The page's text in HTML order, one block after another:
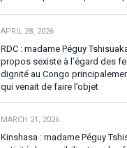
APRIL 28, 2026
RDC : madame Péguy
propos sexiste à l’égard des
dignité au Congo
qui venait de faire l’objet
MARCH 21, 2026
Kinshasa : madame Péguy